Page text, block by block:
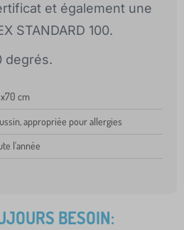
et également une
STANDARD 100.
degrés.
cm
appropriée pour allergies
l'année
BESOIN: